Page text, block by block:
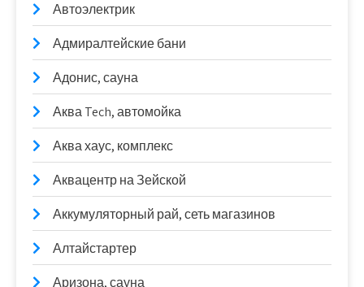
Автоэлектрик
Адмиралтейские бани
Адонис, сауна
Аква Tech, автомойка
Аква хаус, комплекс
Аквацентр на Зейской
Аккумуляторный рай, сеть магазинов
Алтайстартер
Аризона, сауна